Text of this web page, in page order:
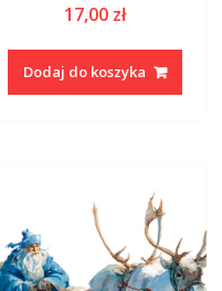
17,00 zł
Dodaj do koszyka